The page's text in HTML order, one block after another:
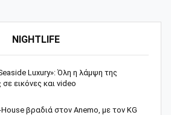
NIGHTLIFE
Luxury»: Όλη η λάμψη της
σε εικόνες και video
βραδιά στον Anemo, με τον KG